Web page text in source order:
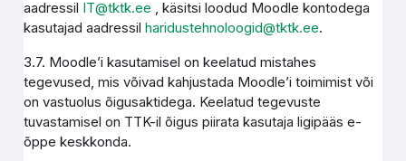
aadressil IT@tktk.ee , käsitsi loodud Moodle kontodega
kasutajad aadressilharidustehnoloogid@tktk.ee.
3.7. Moodle’i kasutamisel on keelatud mistahes
tegevused, mis võivad kahjustada Moodle’i toimimist või
on vastuolus õigusaktidega. Keelatud tegevuste
tuvastamisel on TTK-il õigus piirata kasutaja ligipääs e-
õppe keskkonda.